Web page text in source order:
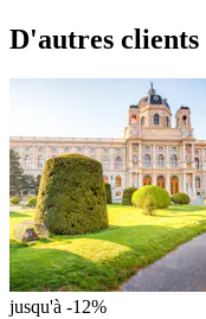
D'autres clients
jusqu'à -12%